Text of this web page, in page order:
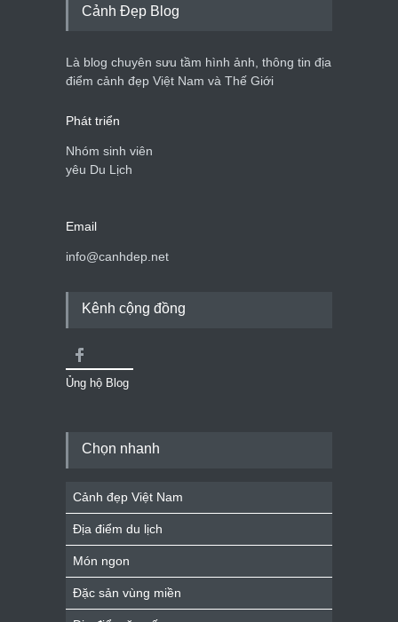
du lịch quốc gia
Cảnh đẹp Việt Nam 24/04/2020
Cảnh Đẹp Blog
Là blog chuyên sưu tầm hình ảnh, thông tin địa
điểm cảnh đẹp Việt Nam và Thế Giới
Phát triển
Nhóm sinh viên
yêu Du Lịch
Email
info@canhdep.net
Kênh cộng đồng
Ủng hộ Blog
Chọn nhanh
Cảnh đẹp Việt Nam
Địa điểm du lịch
Món ngon
Đặc sản vùng miền